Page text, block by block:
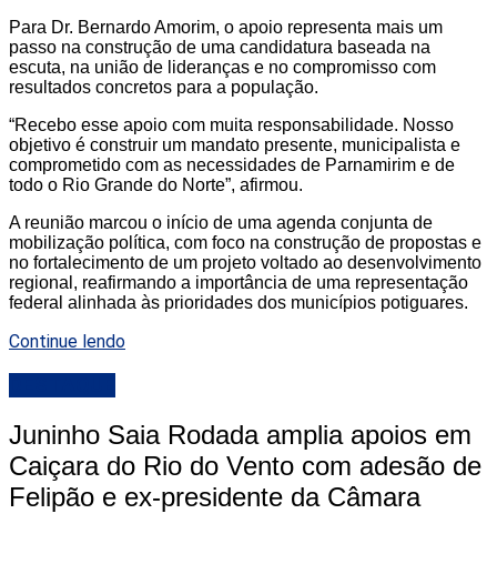
Para Dr. Bernardo Amorim, o apoio representa mais um
passo na construção de uma candidatura baseada na
escuta, na união de lideranças e no compromisso com
resultados concretos para a população.
“Recebo esse apoio com muita responsabilidade. Nosso
objetivo é construir um mandato presente, municipalista e
comprometido com as necessidades de Parnamirim e de
todo o Rio Grande do Norte”, afirmou.
A reunião marcou o início de uma agenda conjunta de
mobilização política, com foco na construção de propostas e
no fortalecimento de um projeto voltado ao desenvolvimento
regional, reafirmando a importância de uma representação
federal alinhada às prioridades dos municípios potiguares.
Continue lendo
Juninho Saia Rodada amplia apoios em
Caiçara do Rio do Vento com adesão de
Felipão e ex-presidente da Câmara